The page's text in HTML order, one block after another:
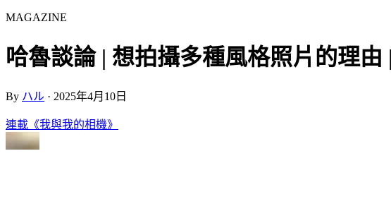
MAGAZINE
哈魯談論 | 想拍攝多種風格照片的理由
By ハル · 2025年4月10日
連載《我與我的相機》